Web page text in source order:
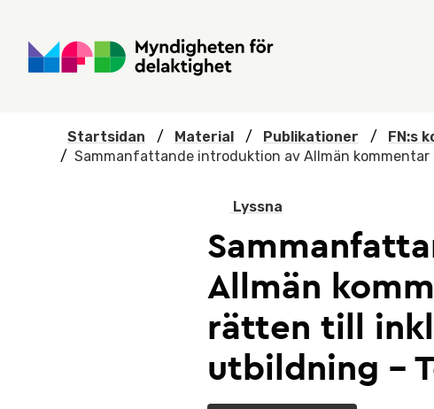
Startsidan / Material / Publikationer /
FN:s
/ Sammanfattande introduktion av Allmän kommentar
Lyssna
Allmän
rätten till
utbildning -